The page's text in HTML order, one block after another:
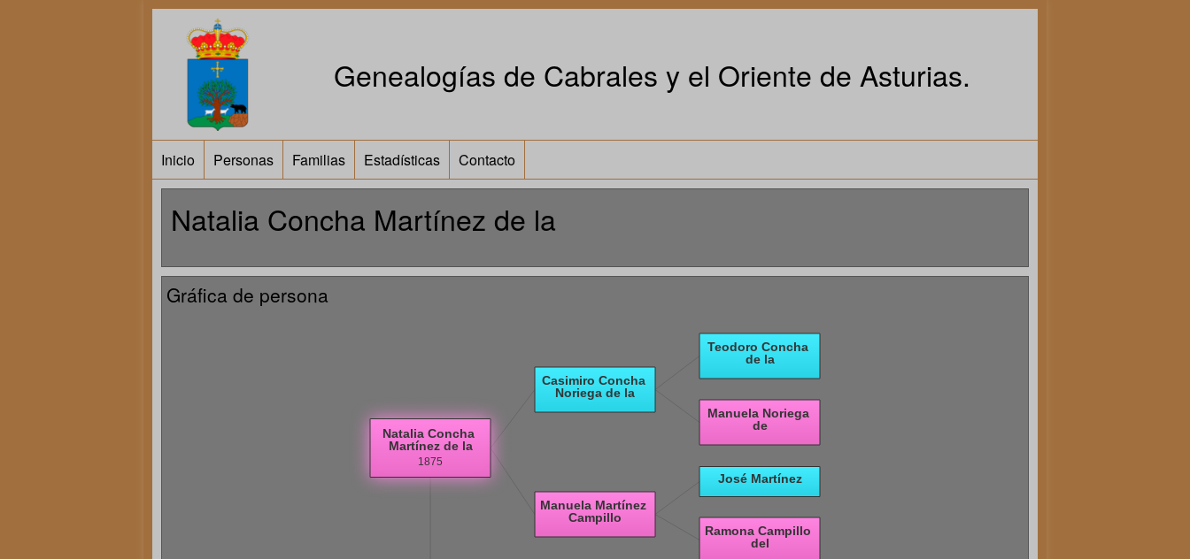
Genealogías de Cabrales y el Oriente de Asturias.
Inicio Personas Familias Estadísticas Contacto
Natalia Concha Martínez de la
Gráfica de persona